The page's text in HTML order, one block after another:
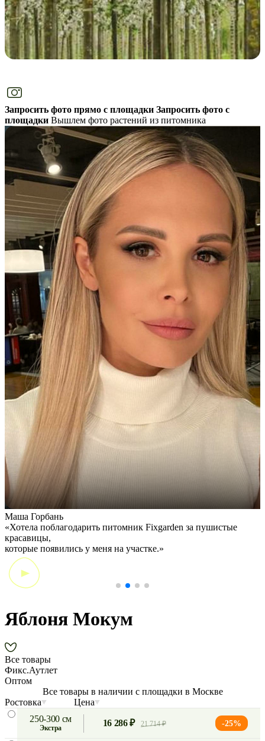
Запросить фото прямо с площадки Запросить фото с
площадки Вышлем фото растений из питомника
Маша Горбань
«Хотела поблагодарить питомник Fixgarden за пушистые
красавицы,
которые появились у меня на участке.»
Яблоня Мокум
Все товары
Фикс.Аутлет
Оптом
Все товары в наличии с площадки в Москве
Ростовка
Цена
250-300 см
экстра 16 286 ₽ 21 714 ₽ -25%